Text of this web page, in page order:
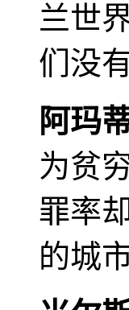
兰世
们没
阿玛
为贫
罪率
的城市